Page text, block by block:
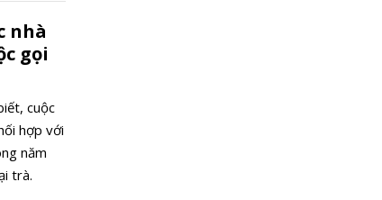
nhà
gọi
cuộc
hợp với
năm
trà.